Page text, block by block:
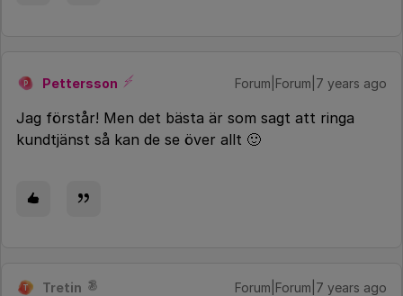
P Pettersson Forum|Forum|7 years ago
Jag förstår! Men det bästa är som sagt att ringa
kundtjänst så kan de se över allt 🙂
T Tretin Forum|Forum|7 years ago